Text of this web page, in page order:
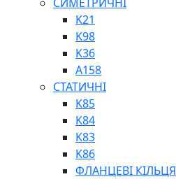
ШАРНІРНІ ПІДШИПНИКИ
ВУХА ГІДРОЦИЛІНДРА
ТРУБИ ХОНІНГОВАНІ
ШТОКИ ХРОМОВАНІ
МАСТИЛЬНЕ ОБЛАДНАННЯ
K21
K98
K36
A158
СТАТИЧНІ
K85
K84
K83
K86
ФЛАНЦЕВІ КІЛЬЦЯ